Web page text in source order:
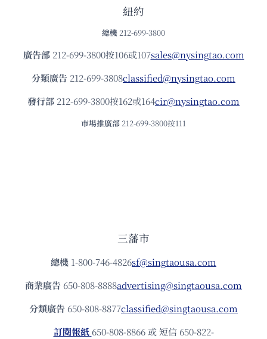
紐約
總機 212-699-3800
廣告部212-699-3800按106或107sales@nysingtao.com
分類廣告 212-699-3808classified@nysingtao.com
發⾏部 212-699-3800按162或164cir@nysingtao.com
市場推廣部 212-699-3800按111
三藩市
總機 1-800-746-4826sf@singtaousa.com
商業廣告 650-808-8888advertising@singtaousa.com
分類廣告 650-808-8877classified@singtaousa.com
訂閱報紙 650-808-8866 或 短信 650-822-